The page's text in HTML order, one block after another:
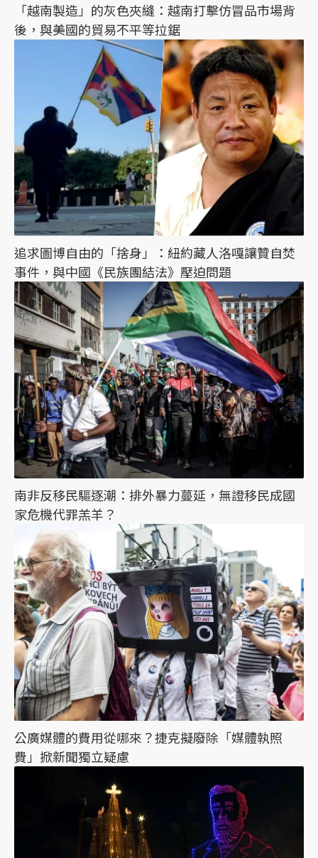
「越南製造」的灰色夾縫：越南打擊仿冒品市場背
後，與美國的貿易不平等拉鋸
追求圖博自由的「捨身」：紐約藏人洛嘎讓贊自焚
事件，與中國《民族團結法》壓迫問題
南非反移民驅逐潮：排外暴力蔓延，無證移民成國
家危機代罪羔羊？
公廣媒體的費用從哪來？捷克擬廢除「媒體執照
費」掀新聞獨立疑慮